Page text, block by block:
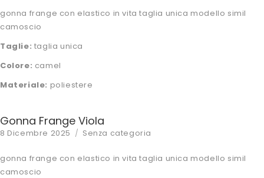
gonna frange con elastico in vita taglia unica modello simil
camoscio
Taglie: taglia unica
Colore: camel
Materiale: poliestere
Gonna Frange Viola
Posted
8 Dicembre 2025 Categories
Senza categoria
gonna frange con elastico in vita taglia unica modello simil
camoscio